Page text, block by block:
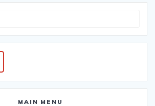
MAIN MENU